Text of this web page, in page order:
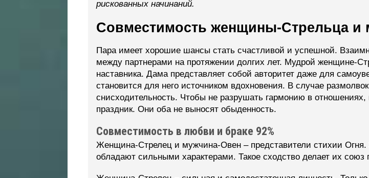
рискованных начинаний.
Совместимость женщины-Стрельца
Пара имеет хорошие шансы стать счастливой и успешной.
между партнерами на протяжении долгих лет. Мудрой женщине-
наставника. Дама представляет собой авторитет даже для
становится для него источником вдохновения. В случае
снисходительность. Чтобы не разрушать гармонию в
праздник. Они оба не выносят обыденность.
Совместимость в любви и браке 92%
Женщина-Стрелец и мужчина-Овен – представители стихии
обладают сильными характерами. Такое сходство делает их